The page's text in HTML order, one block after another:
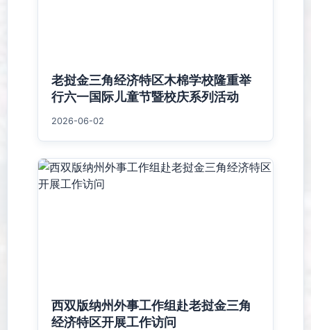
老挝金三角经济特区木棉学校隆重举
行六一国际儿童节暨校庆系列活动
2026-06-02
西双版纳州外事工作组赴老挝金三角
经济特区开展工作访问